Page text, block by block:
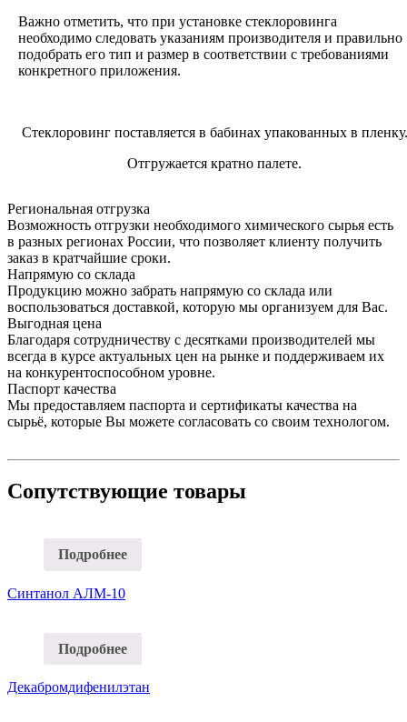
Важно отметить, что при установке стеклоровинга
необходимо следовать указаниям производителя и правильно
подобрать его тип и размер в соответствии с требованиями
конкретного приложения.
Стеклоровинг поставляется в бабинах упакованных в пленку.
Отгружается кратно палете.
Региональная отгрузка
Возможность отгрузки необходимого химического сырья есть
в разных регионах России, что позволяет клиенту получить
заказ в кратчайшие сроки.
Напрямую со склада
Продукцию можно забрать напрямую со склада или
воспользоваться доставкой, которую мы организуем для Вас.
Выгодная цена
Благодаря сотрудничеству с десятками производителей мы
всегда в курсе актуальных цен на рынке и поддерживаем их
на конкурентоспособном уровне.
Паспорт качества
Мы предоставляем паспорта и сертификаты качества на
сырьё, которые Вы можете согласовать со своим технологом.
Сопутствующие товары
Подробнее
Синтанол АЛМ-10
Подробнее
Декабромдифенилэтан